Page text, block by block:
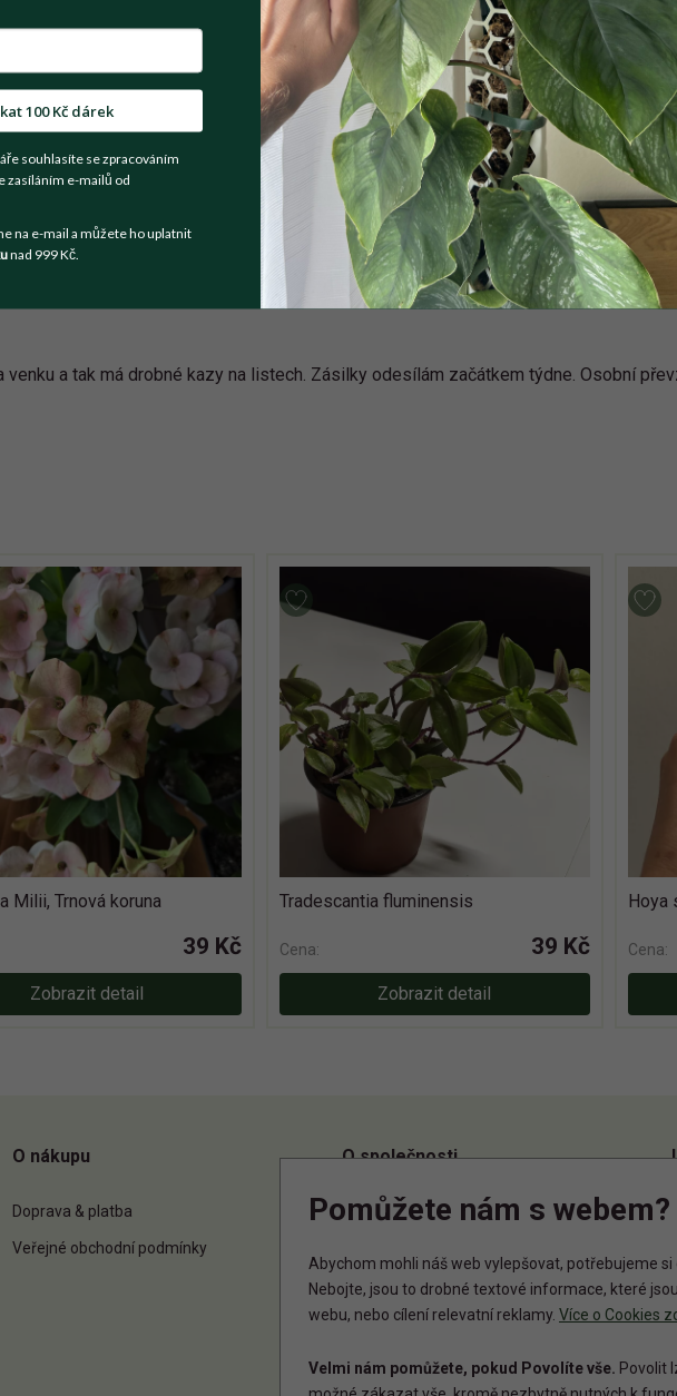
Sdílejte na:
Facebook Twitter Email
Pokojové rostliny
a tak má drobné kazy na listech. Zásilky odesílám začátkem týdne. Osobní
Milii, Trnová koruna
39 Kč
Zobrazit detail
Tradescantia fluminensis
Cena: 39 Kč
Zobrazit detail
Hoya
Cena:
O nákupu
Doprava & platba
Veřejné obchodní podmínky
O společnosti
O nás
Pomůžete nám s webem?
Abychom mohli náš web vylepšovat, potřebujeme si
Nebojte, jsou to drobné textové informace, které
webu, nebo cílení relevatní reklamy. Více o Cookies
Velmi nám pomůžete, pokud Povolíte vše. Povolit
100 Kč dárek
souhlasíte se zpracováním
zasíláním e-mailů od
na e-mail a můžete ho uplatnit
nad 999 Kč.